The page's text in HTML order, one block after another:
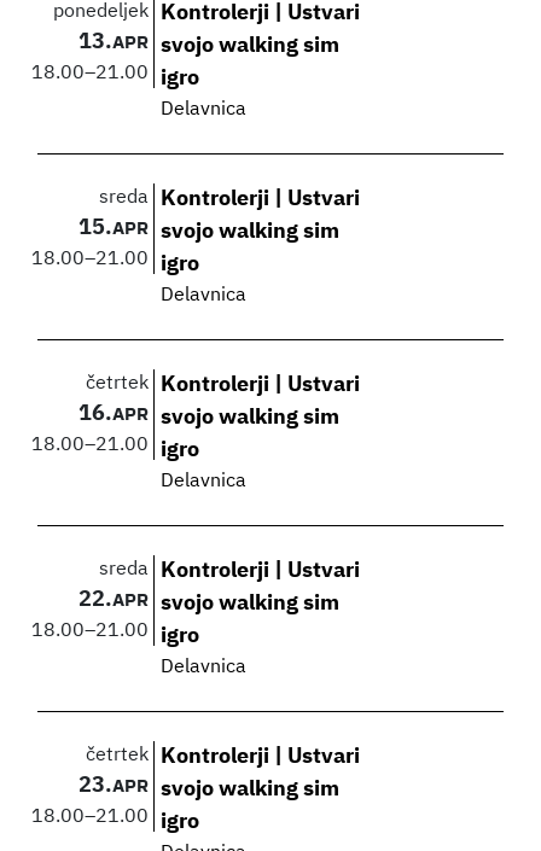
ponedeljek
13.APR
18.00–21.00
Kontrolerji | Ustvari
svojo walking sim
igro
Delavnica
sreda
15.APR
18.00–21.00
Kontrolerji | Ustvari
svojo walking sim
igro
Delavnica
četrtek
16.APR
18.00–21.00
Kontrolerji | Ustvari
svojo walking sim
igro
Delavnica
sreda
22.APR
18.00–21.00
Kontrolerji | Ustvari
svojo walking sim
igro
Delavnica
četrtek
23.APR
18.00–21.00
Kontrolerji | Ustvari
svojo walking sim
igro